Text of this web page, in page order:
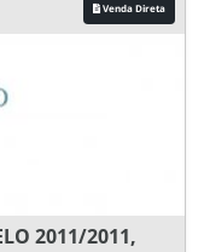
Venda Direta
2011/2011,